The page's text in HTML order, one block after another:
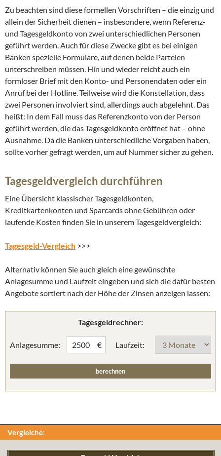
Zu beachten sind diese formellen Vorschriften – die einzig und
allein der Sicherheit dienen – insbesondere, wenn Referenz-
und Tagesgeldkonto von zwei unterschiedlichen Personen
geführt werden. Auch für diese Zwecke gibt es bei einigen
Banken spezielle Formulare, auf denen beide Parteien
unterschreiben müssen. Hin und wieder reicht auch ein
formloser Brief mit den Konto- und Personendaten oder ein
Anruf bei der Hotline. Teilweise wird die Konstellation, dass
zwei Personen involviert sind, allerdings auch abgelehnt. Das
heißt: In dem Fall muss das Referenzkonto von der Person
geführt werden, die das Tagesgeldkonto eröffnet hat – ohne
Ausnahme. Da die Banken unterschiedliche Vorgaben haben,
sollte vorher gefragt werden, um auf Nummer sicher zu gehen.
Tagesgeldvergleich durchführen
Eine Übersicht klassischer Tagesgeldkonten,
Kreditkartenkonten und Sparcards ohne Gebühren oder
laufende Kosten finden Sie in unserem Tagesgeldvergleich:
Tagesgeld-Vergleich >>>
Alternativ können Sie auch gleich eine gewünschte
Anlagesumme und Laufzeit eingeben und sich die dafür besten
Angebote sortiert nach der Höhe der Zinsen anzeigen lassen:
Tagesgeldrechner:
Anlagesumme: € Laufzeit:
Vergleiche: